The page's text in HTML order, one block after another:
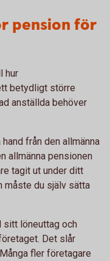
pension för
hur
betydligt större
anställda behöver
från den allmänna
allmänna pensionen
tagit ut under ditt
måste du själv sätta
sitt löneuttag och
Det slår
fler företagare